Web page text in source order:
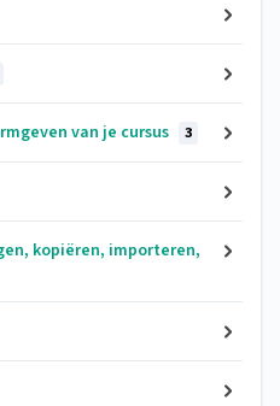
van je cursus 3
kopiëren, importeren,